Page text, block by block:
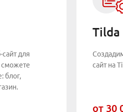
для
блог,
Tilda
сайт на
от 30